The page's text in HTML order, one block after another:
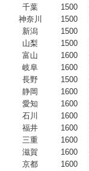
千葉
1500
神奈川
1500
新潟
1500
山梨
1500
富山
1600
岐阜
1600
長野
1500
静岡
1600
愛知
1600
石川
1600
福井
1600
三重
1600
滋賀
1600
京都
1600